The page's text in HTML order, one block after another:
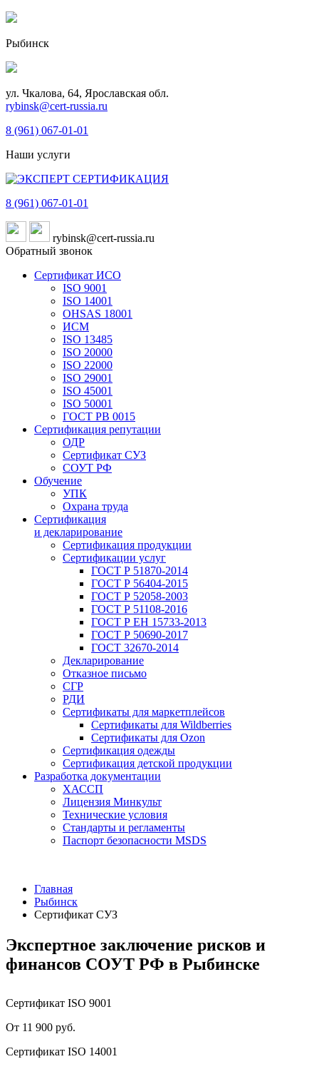
Рыбинск
ул. Чкалова, 64, Ярославская обл.
rybinsk@cert-russia.ru
8 (961) 067-01-01
Наши услуги
8 (961) 067-01-01
rybinsk@cert-russia.ru
Обратный звонок
Сертификат ИСО
ISO 9001
ISO 14001
OHSAS 18001
ИСМ
ISO 13485
ISO 20000
ISO 22000
ISO 29001
ISO 45001
ISO 50001
ГОСТ РВ 0015
Сертификация репутации
ОДР
Сертификат СУЗ
СОУТ РФ
Обучение
УПК
Охрана труда
Сертификация
и декларирование
Сертификация продукции
Сертификации услуг
ГОСТ Р 51870-2014
ГОСТ Р 56404-2015
ГОСТ Р 52058-2003
ГОСТ Р 51108-2016
ГОСТ Р ЕН 15733-2013
ГОСТ Р 50690-2017
ГОСТ 32670-2014
Декларирование
Отказное письмо
СГР
РДИ
Сертификаты для маркетплейсов
Сертификаты для Wildberries
Сертификаты для Ozon
Сертификация одежды
Сертификация детской продукции
Разработка документации
ХАССП
Лицензия Минкульт
Технические условия
Стандарты и регламенты
Паспорт безопасности MSDS
Главная
Рыбинск
Сертификат СУЗ
Экспертное заключение рисков и
финансов СОУТ РФ в Рыбинске
Сертификат ISO 9001
От 11 900 руб.
Сертификат ISO 14001